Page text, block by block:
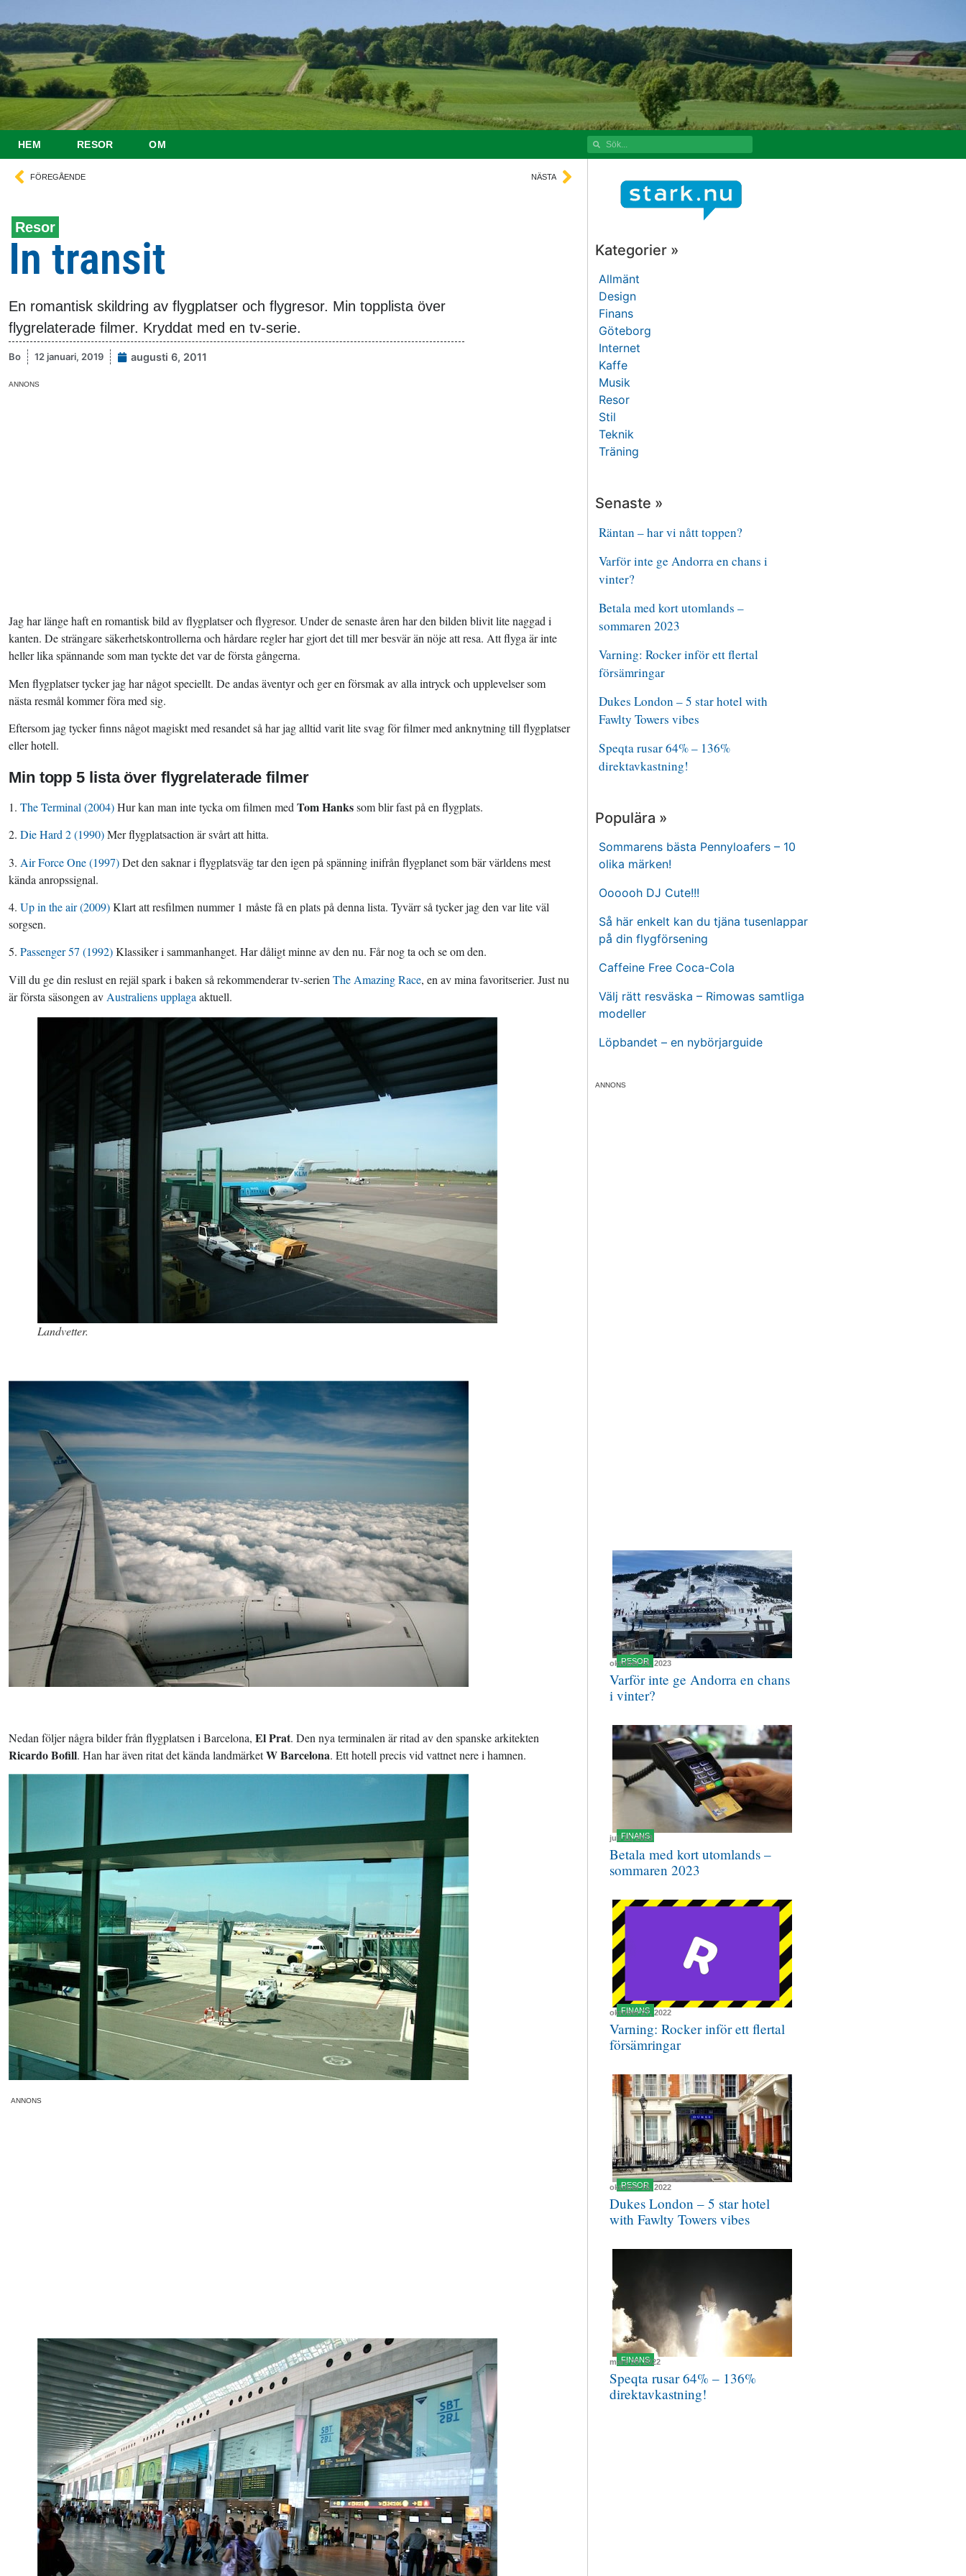
HEM RESOR OM
FÖREGÅENDE NÄSTA
Resor
In transit
En romantisk skildring av flygplatser och flygresor. Min topplista över
flygrelaterade filmer. Kryddat med en tv-serie.
Bo 12 januari, 2019 augusti 6, 2011
ANNONS
Jag har länge haft en romantisk bild av flygplatser och flygresor. Under de senaste åren har den bilden blivit lite naggad i
kanten. De strängare säkerhetskontrollerna och hårdare regler har gjort det till mer besvär än nöje att resa. Att flyga är inte
heller lika spännande som man tyckte det var de första gångerna.
Men flygplatser tycker jag har något speciellt. De andas äventyr och ger en försmak av alla intryck och upplevelser som
nästa resmål kommer föra med sig.
Eftersom jag tycker finns något magiskt med resandet så har jag alltid varit lite svag för filmer med anknytning till flygplatser
eller hotell.
Min topp 5 lista över flygrelaterade filmer
1. The Terminal (2004)Hur kan man inte tycka om filmen med Tom Hankssom blir fast på en flygplats.
2. Die Hard 2 (1990)Mer flygplatsaction är svårt att hitta.
3. Air Force One (1997)Det den saknar i flygplatsväg tar den igen på spänning inifrån flygplanet som bär världens mest
kända anropssignal.
4. Up in the air (2009)Klart att resfilmen nummer 1 måste få en plats på denna lista. Tyvärr så tycker jag den var lite väl
sorgsen.
5. Passenger 57 (1992)Klassiker i sammanhanget. Har dåligt minne av den nu. Får nog ta och se om den.
Vill du ge din reslust en rejäl spark i baken så rekommenderar tv-serien The Amazing Race, en av mina favoritserier. Just nu
är första säsongen av Australiens upplaga aktuell.
Landvetter.
Nedan följer några bilder från flygplatsen i Barcelona, El Prat. Den nya terminalen är ritad av den spanske arkitekten
Ricardo Bofill. Han har även ritat det kända landmärketW Barcelona. Ett hotell precis vid vattnet nere i hamnen.
ANNONS
Kategorier »
Allmänt
Design
Finans
Göteborg
Internet
Kaffe
Musik
Resor
Stil
Teknik
Träning
Senaste »
Räntan – har vi nått toppen?
Varför inte ge Andorra en chans i
vinter?
Betala med kort utomlands –
sommaren 2023
Varning: Rocker inför ett flertal
försämringar
Dukes London – 5 star hotel with
Fawlty Towers vibes
Speqta rusar 64% – 136%
direktavkastning!
Populära »
Sommarens bästa Pennyloafers – 10
olika märken!
Oooooh DJ Cute!!!
Så här enkelt kan du tjäna tusenlappar
på din flygförsening
Caffeine Free Coca-Cola
Välj rätt resväska – Rimowas samtliga
modeller
Löpbandet – en nybörjarguide
ANNONS
RESOR
oktober 14, 2023
Varför inte ge Andorra en chans
i vinter?
FINANS
juli 11, 2023
Betala med kort utomlands –
sommaren 2023
FINANS
oktober 27, 2022
Varning: Rocker inför ett flertal
försämringar
RESOR
oktober 16, 2022
Dukes London – 5 star hotel
with Fawlty Towers vibes
FINANS
mars 20, 2022
Speqta rusar 64% – 136%
direktavkastning!